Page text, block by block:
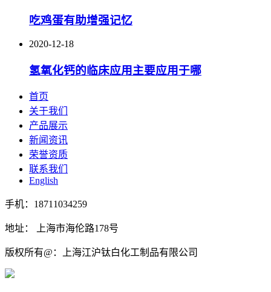
吃鸡蛋有助增强记忆
2020-12-18
氢氧化钙的临床应用主要应用于哪
首页
关于我们
产品展示
新闻资讯
荣誉资质
联系我们
English
手机：18711034259
地址： 上海市海伦路178号
版权所有@：上海江沪钛白化工制品有限公司